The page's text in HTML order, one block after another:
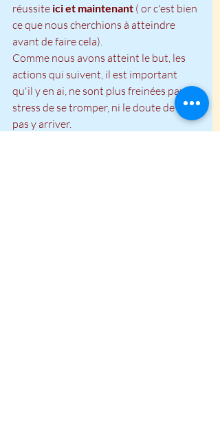
réussite ici et maintenant ( or c'est bien
ce que nous cherchions à atteindre
avant de faire cela).
Comme nous avons atteint le but, les
actions qui suivent, il est important
qu'il y en ai, ne sont plus freinées par le
stress de se tromper, ni le doute de ne
pas y arriver.